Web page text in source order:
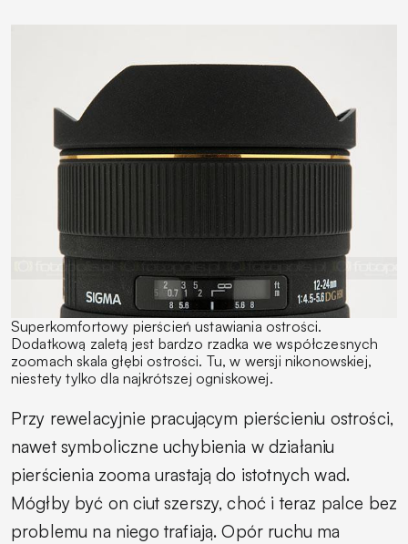
Superkomfortowy pierścień ustawiania ostrości.
Dodatkową zaletą jest bardzo rzadka we współczesnych
zoomach skala głębi ostrości. Tu, w wersji nikonowskiej,
niestety tylko dla najkrótszej ogniskowej.
Przy rewelacyjnie pracującym pierścieniu ostrości,
nawet symboliczne uchybienia w działaniu
pierścienia zooma urastają do istotnych wad.
Mógłby być on ciut szerszy, choć i teraz palce bez
problemu na niego trafiają. Opór ruchu ma